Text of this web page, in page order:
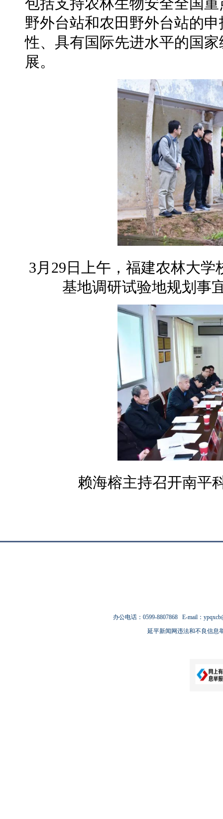
包括支持农林生物安全全国
野外台站和农田野外台站的
性、具有国际先进水平的国
展。
3月29日上午，福建农林大
基地调研试验地规划事
赖海榕主持召开南平
办公电话：0599-8807868 E-mail：
延平新闻网违法和不良信息